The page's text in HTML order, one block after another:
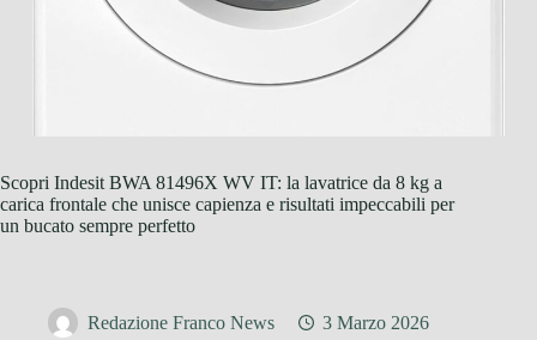
Scopri Indesit BWA 81496X WV IT: la lavatrice da 8 kg a
carica frontale che unisce capienza e risultati impeccabili per
un bucato sempre perfetto
Redazione Franco News 3 Marzo 2026